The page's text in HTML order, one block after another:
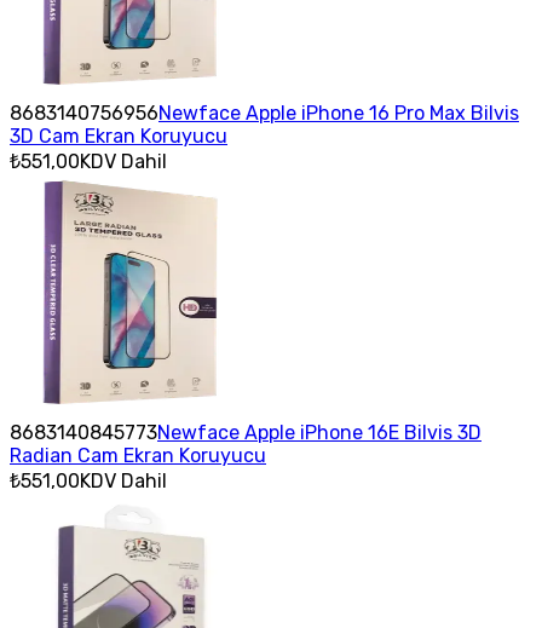
8683140756956Newface Apple iPhone 16 Pro Max Bilvis
3D Cam Ekran Koruyucu
₺551,00KDV Dahil
8683140845773Newface Apple iPhone 16E Bilvis 3D
Radian Cam Ekran Koruyucu
₺551,00KDV Dahil